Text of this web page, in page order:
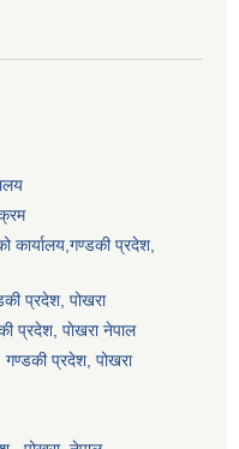
कार्यालय,गण्डकी प्रदेश,
प्रदेश, पोखरा
प्रदेश, पाेखरा नेपाल
गण्डकी प्रदेश, पोखरा